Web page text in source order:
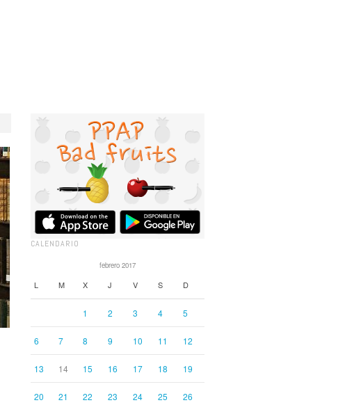
CALENDARIO
febrero 2017
L M X J V S D
1 2 3 4 5
6 7 8 9 10 11 12
13 14 15 16 17 18 19
20 21 22 23 24 25 26